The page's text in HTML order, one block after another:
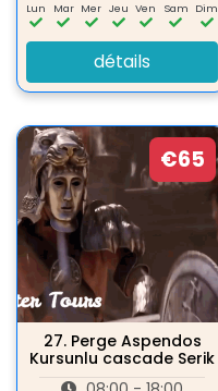
Lun Mar Mer Jeu Ven Sam Dim
détails
€65
27. Perge Aspendos
Kursunlu cascade Serik